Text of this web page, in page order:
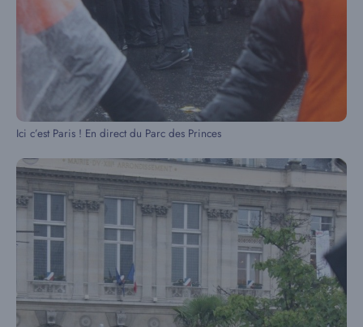
Ici c’est Paris ! En direct du Parc des Princes